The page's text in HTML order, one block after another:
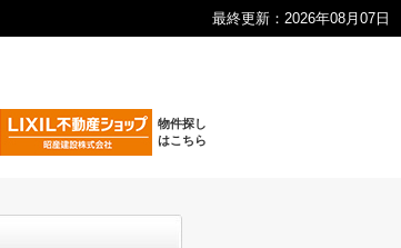
最終更新：2026年08月07日
物件探し
はこちら